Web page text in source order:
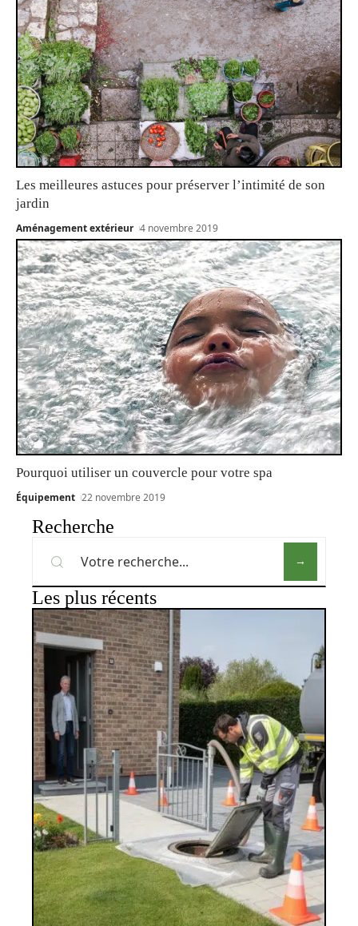
Les meilleures astuces pour préserver l’intimité de son
jardin
Aménagement extérieur 4 novembre 2019
Pourquoi utiliser un couvercle pour votre spa
Équipement 22 novembre 2019
Recherche
Les plus récents